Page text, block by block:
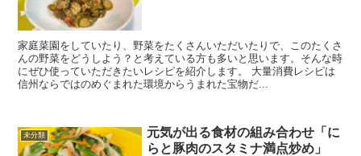
家庭菜園をしていたり、野菜をたくさんいただいたりで、このたくさ
んの野菜をどうしよう？と考えている方も多いと思います。そんな時
にぜひ使っていただきたいレシピを紹介します。 大量消費レシピは
信州ならではのめぐまれた環境からうまれた宝物だ...
未分類
元気が出る食材の組み合わせ「に
らと豚肉のスタミナ満点炒め」